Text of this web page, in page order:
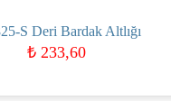
S Deri Bardak Altlığı
₺233,60